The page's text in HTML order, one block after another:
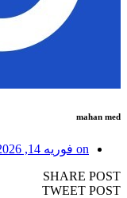
فوریه 14, 2026